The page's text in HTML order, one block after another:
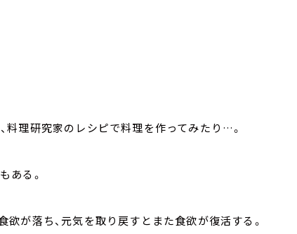
料理研究家のレシピで料理を作ってみたり…。
ある。
が落ち、元気を取り戻すとまた食欲が復活する。